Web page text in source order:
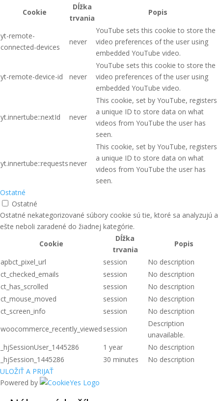
Cookie
Dĺžka
trvania
Popis
yt-remote-
connected-devices
never
YouTube sets this cookie to store the
video preferences of the user using
embedded YouTube video.
yt-remote-device-id never
YouTube sets this cookie to store the
video preferences of the user using
embedded YouTube video.
yt.innertube::nextId never
This cookie, set by YouTube, registers
a unique ID to store data on what
videos from YouTube the user has
seen.
yt.innertube::requestsnever
This cookie, set by YouTube, registers
a unique ID to store data on what
videos from YouTube the user has
seen.
Ostatné
Ostatné
Ostatné nekategorizované súbory cookie sú tie, ktoré sa analyzujú a
ešte neboli zaradené do žiadnej kategórie.
Cookie
Dĺžka
trvania
Popis
apbct_pixel_url
session
No description
ct_checked_emails
session
No description
ct_has_scrolled
session
No description
ct_mouse_moved
session
No description
ct_screen_info
session
No description
woocommerce_recently_viewed session
Description
unavailable.
_hjSessionUser_1445286
1 year
No description
_hjSession_1445286
30 minutes
No description
ULOŽIŤ A PRIJAŤ
Powered by